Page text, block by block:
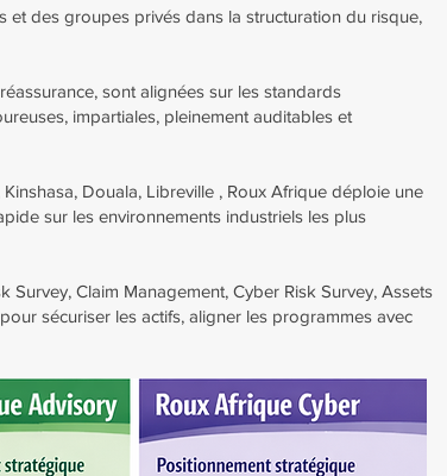
et des groupes privés dans la structuration du risque,
sont alignées sur les standards
impartiales, pleinement auditables et
Douala, Libreville , Roux Afrique déploie une
sur les environnements industriels les plus
Claim Management, Cyber Risk Survey, Assets
sécuriser les actifs, aligner les programmes avec